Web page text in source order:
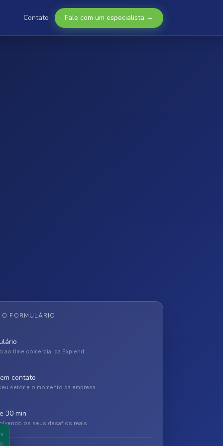
Contato Fale com um especialista →
FORMULÁRIO
ao time comercial da Explend.
contato
setor e o momento da empresa.
30 min
os seus desafios reais.